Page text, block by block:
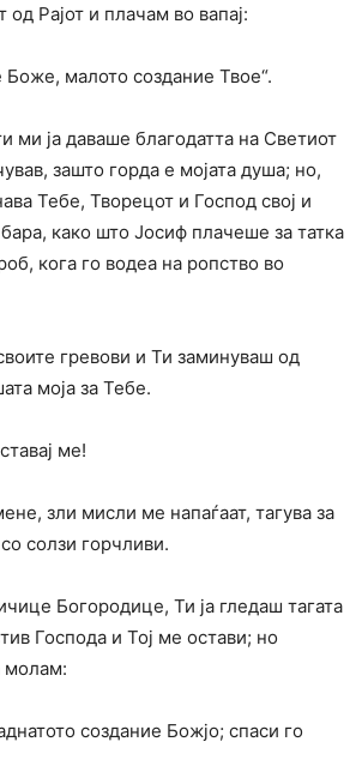
од Рајот и плачам во вапај:
малото создание Твое“.
ми ја даваше благодатта на Светиот
зашто горда е мојата душа; но,
Тебе, Творецот и Господ свој и
како што Јосиф плачеше за татка
кога го водеа на ропство во
гревови и Ти заминуваш од
моја за Тебе.
ме!
зли мисли ме напаѓаат, тагува за
солзи горчливи.
Богородице, Ти ја гледаш тагата
Господа и Тој ме остави; но
молам:
создание Божјо; спаси го